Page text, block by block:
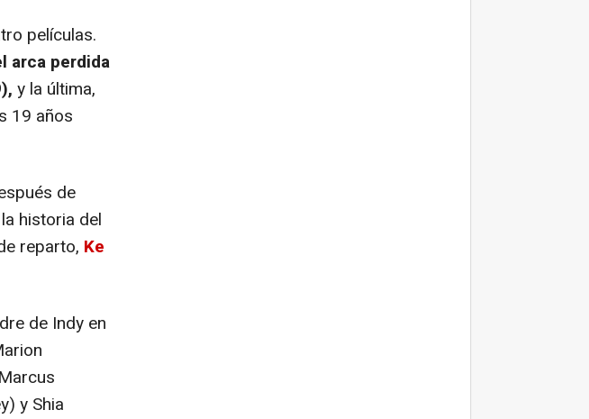
películas.
arca perdida
y la última,
19 años
de
historia del
reparto, Ke
de Indy en
y Shia